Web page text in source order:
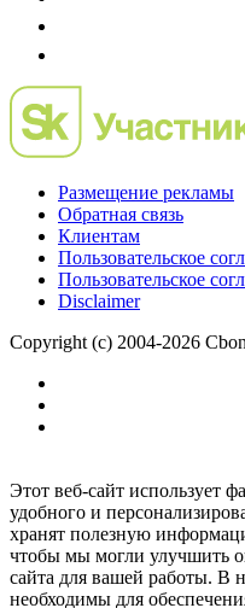
Размещение рекламы
Обратная связь
Клиентам
Пользовательское
Пользовательское
Disclaimer
Copyright (c) 2004-2026
Этот веб-сайт использует
удобного и
хранят полезную
чтобы мы могли улучшить
сайта для вашей работы. В
необходимы для